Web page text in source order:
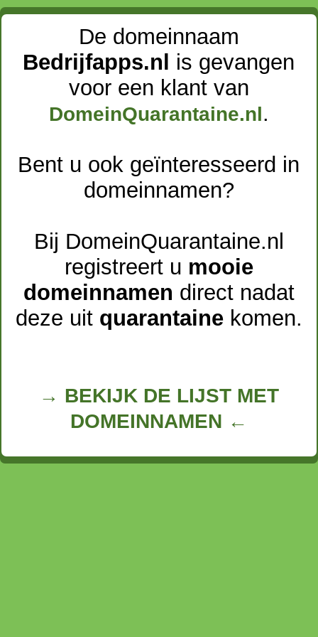
De domeinnaam
Bedrijfapps.nl
is gevangen
voor een klant van
DomeinQuarantaine.nl .
Bent u ook geïnteresseerd in
domeinnamen?
Bij DomeinQuarantaine.nl
registreert u mooie
domeinnamen direct nadat
deze uit quarantainekomen.
→ BEKIJK DE LIJST MET
DOMEINNAMEN ←